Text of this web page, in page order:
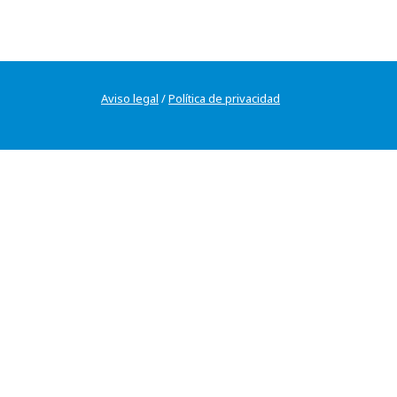
Aviso legal /Política de privacidad